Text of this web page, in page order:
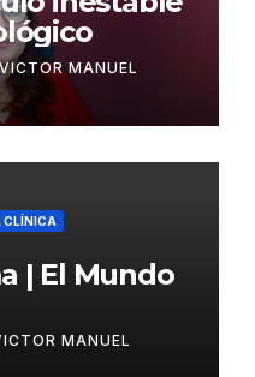
VICTOR MANUEL
CLÍNICA
| El Mundo
MANUEL